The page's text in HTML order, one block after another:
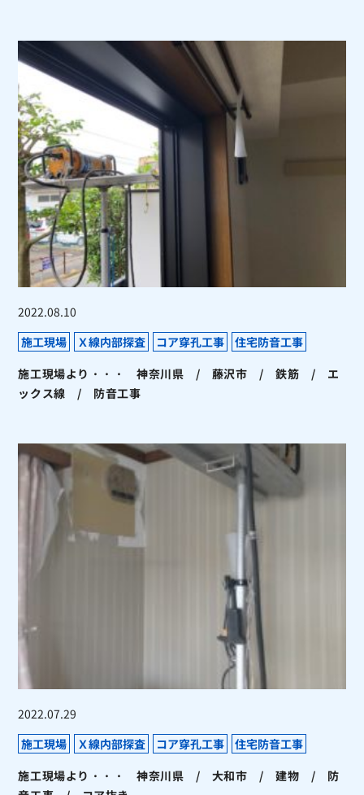
2022.08.10
施工現場
Ｘ線内部探査 コア穿孔工事
住宅防音工事
施工現場より・・・ 神奈川県 / 藤沢市 / 鉄筋 / エ
ックス線 / 防音工事
2022.07.29
施工現場
Ｘ線内部探査 コア穿孔工事
住宅防音工事
施工現場より・・・ 神奈川県 / 大和市 / 建物 / 防